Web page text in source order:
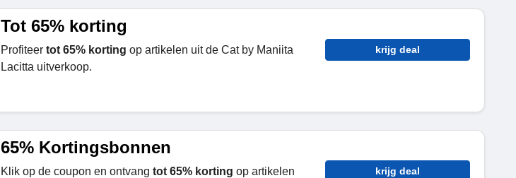
Tot 65% korting
Profiteer tot 65% korting op artikelen uit de Cat by Maniita
Lacitta uitverkoop.
krijg deal
65% Kortingsbonnen
Klik op de coupon en ontvang tot 65% korting op artikelen
krijg deal